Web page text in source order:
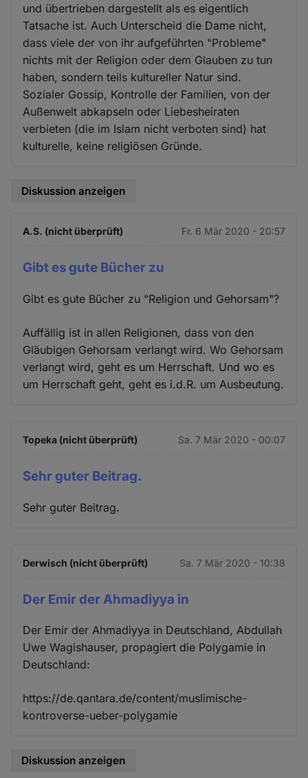
und übertrieben dargestellt als es eigentlich
Tatsache ist. Auch Unterscheid die Dame nicht,
dass viele der von ihr aufgeführten "Probleme"
nichts mit der Religion oder dem Glauben zu tun
haben, sondern teils kultureller Natur sind.
Sozialer Gossip, Kontrolle der Familien, von der
Außenwelt abkapseln oder Liebesheiraten
verbieten (die im Islam nicht verboten sind) hat
kulturelle, keine religiösen Gründe.
Diskussion anzeigen
A.S. (nicht überprüft) Fr. 6 Mär 2020 - 20:57
Gibt es gute Bücher zu
Gibt es gute Bücher zu "Religion und Gehorsam"?
Auffällig ist in allen Religionen, dass von den
Gläubigen Gehorsam verlangt wird. Wo Gehorsam
verlangt wird, geht es um Herrschaft. Und wo es
um Herrschaft geht, geht es i.d.R. um Ausbeutung.
Topeka (nicht überprüft) Sa. 7 Mär 2020 - 00:07
Sehr guter Beitrag.
Sehr guter Beitrag.
Derwisch (nicht überprüft) Sa. 7 Mär 2020 - 10:38
Der Emir der Ahmadiyya in
Der Emir der Ahmadiyya in Deutschland, Abdullah
Uwe Wagishauser, propagiert die Polygamie in
Deutschland:
https://de.qantara.de/content/muslimische-
kontroverse-ueber-polygamie
Diskussion anzeigen